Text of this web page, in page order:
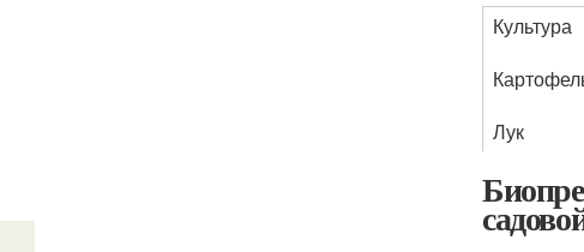
Культура
Лук